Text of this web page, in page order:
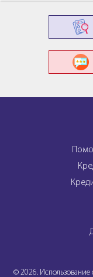
© 2026. Использование